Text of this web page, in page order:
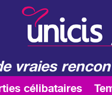
vraies
célibataires